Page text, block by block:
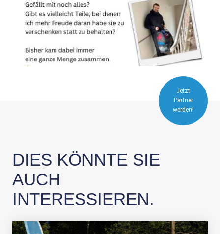
Jetzt
Partner
werden!
DIES KÖNNTE SIE
AUCH
INTERESSIEREN.